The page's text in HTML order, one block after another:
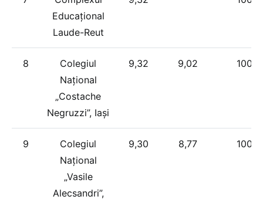
Educațional
Laude-Reut
8
Colegiul
Național
„Costache
Negruzzi”, Iași
9,32 9,02 100%
9
Colegiul
Național
„Vasile
Alecsandri”,
9,30 8,77 100%